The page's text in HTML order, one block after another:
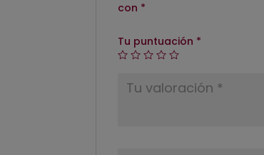
con *
Tu puntuación *